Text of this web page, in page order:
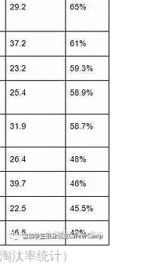
汰率统计）